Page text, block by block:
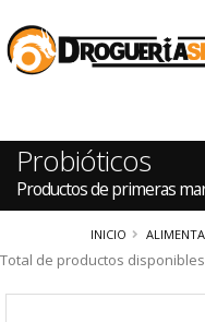
Probióticos
Productos de primeras
INICIO
Total de productos disponibles